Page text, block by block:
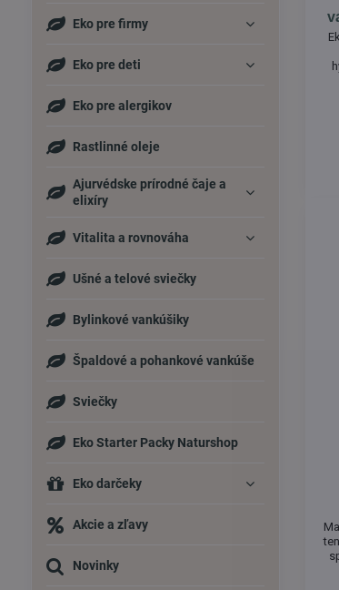
Eko pre firmy
Eko pre deti
Eko pre alergikov
Rastlinné oleje
Ajurvédske prírodné čaje a
elixíry
Vitalita a rovnováha
Ušné a telové sviečky
Bylinkové vankúšiky
Špaldové a pohankové vankúše
Sviečky
Eko Starter Packy Naturshop
Eko darčeky
Akcie a zľavy
Novinky